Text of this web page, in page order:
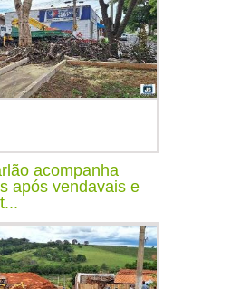
acompanha
após vendavais e